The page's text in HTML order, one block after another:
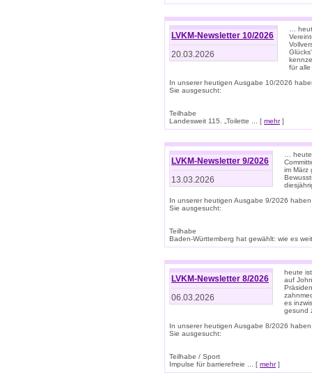
LVKM-Newsletter 10/2026
20.03.2026
…
für
In unserer heutigen Ausgabe 10/2026
Sie ausgesucht:
Teilhabe
Landesweit 115. „Toilette ... [ mehr]
LVKM-Newsletter 9/2026
13.03.2026
…
im März
In unserer heutigen Ausgabe 9/2026
Sie ausgesucht:
Teilhabe
Baden-Württemberg hat gewählt: wie es
LVKM-Newsletter 8/2026
06.03.2026
heute
auf
es
gesund
In unserer heutigen Ausgabe 8/2026
Sie ausgesucht:
Teilhabe / Sport
Impulse für barrierefreie ... [ mehr]